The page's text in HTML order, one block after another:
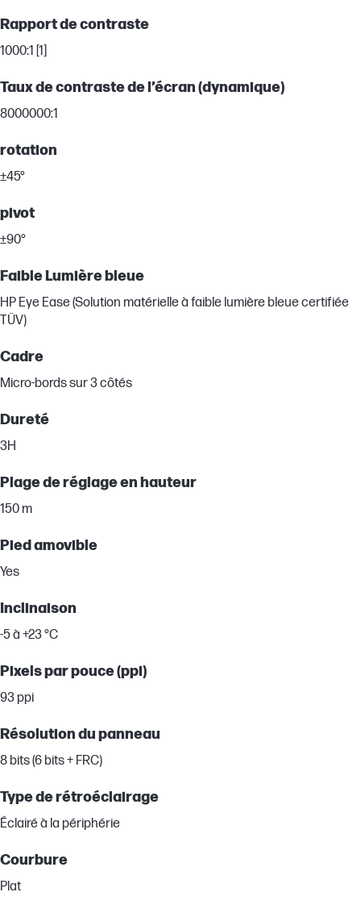
Rapport de contraste
1000:1 [1]
Taux de contraste de l’écran (dynamique)
8000000:1
rotation
±45°
pivot
±90°
Faible Lumière bleue
HP Eye Ease (Solution matérielle à faible lumière bleue certifiée
TÜV)
Cadre
Micro-bords sur 3 côtés
Dureté
3H
Plage de réglage en hauteur
150 m
Pied amovible
Yes
Inclinaison
-5 à +23 °C
Pixels par pouce (ppi)
93 ppi
Résolution du panneau
8 bits (6 bits + FRC)
Type de rétroéclairage
Éclairé à la périphérie
Courbure
Plat